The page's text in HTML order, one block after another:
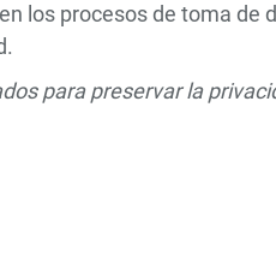
los procesos de toma de
para preservar la